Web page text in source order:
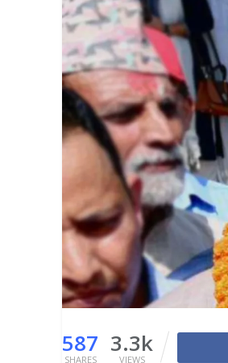
587
SHARES
3.3k
VIEWS